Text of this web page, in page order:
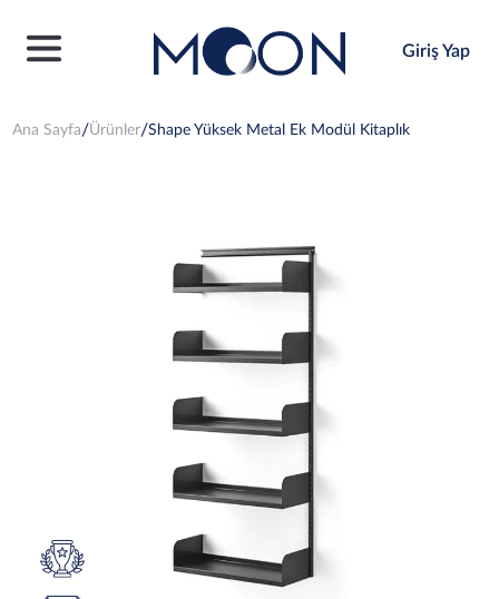
Giriş Yap
Ana Sayfa Ürünler Shape Yüksek Metal Ek Modül Kitaplık